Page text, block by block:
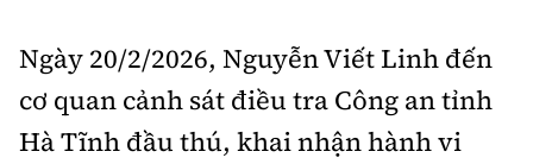
Ngày 20/2/2026, Nguyễn Viết Linh đến
cơ quan cảnh sát điều tra Công an tỉnh
Hà Tĩnh đầu thú, khai nhận hành vi